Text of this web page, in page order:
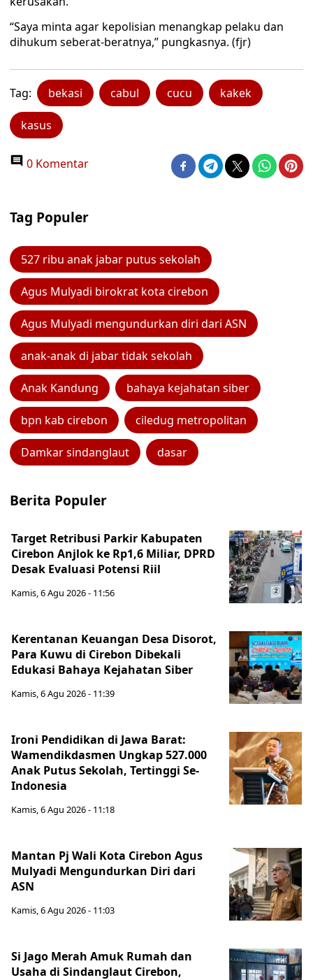
“Saya minta agar kepolisian menangkap pelaku dan
dihukum seberat-beratnya,” pungkasnya. (fjr)
Tag: bekasi cabul cucu kakek
kasus
0 Komentar
Tag Populer
527 ribu anak jabar putus sekolah
Agus Mulyadi birokrat kota cirebon
Agus Mulyadi mengundurkan diri dari ASN
anak-anak di jabar tidak sekolah
Anak Kandung bahaya kejahatan siber
bpn kab cirebon ciledug metropolitan
Damkar sindanglaut dasar
Berita Populer
Target Retribusi Parkir Kabupaten
Cirebon Anjlok ke Rp1,6 Miliar, DPRD
Desak Evaluasi Potensi Riil
Kamis, 6 Agu 2026 - 11:56
Kerentanan Keuangan Desa Disorot,
Para Kuwu di Cirebon Dibekali
Edukasi Bahaya Kejahatan Siber
Kamis, 6 Agu 2026 - 11:39
Ironi Pendidikan di Jawa Barat:
Wamendikdasmen Ungkap 527.000
Anak Putus Sekolah, Tertinggi Se-
Indonesia
Kamis, 6 Agu 2026 - 11:18
Mantan Pj Wali Kota Cirebon Agus
Mulyadi Mengundurkan Diri dari
ASN
Kamis, 6 Agu 2026 - 11:03
Si Jago Merah Amuk Rumah dan
Usaha di Sindanglaut Cirebon,